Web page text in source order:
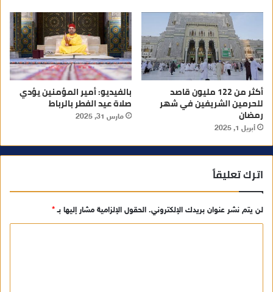
أكثر من 122 مليون قاصد
للحرمين الشريفين في شهر
رمضان
أبريل 1, 2025
بالفيديو: أمير المؤمنين يؤدي
صلاة عيد الفطر بالرباط
مارس 31, 2025
اترك تعليقاً
لن يتم نشر عنوان بريدك الإلكتروني. الحقول الإلزامية مشار إليها بـ*